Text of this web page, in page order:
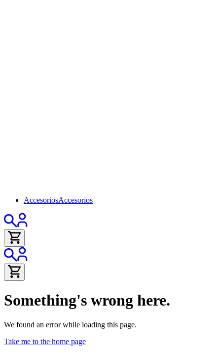
AccesoriosAccesorios
Something's wrong here.
We found an error while loading this page.
Take me to the home page